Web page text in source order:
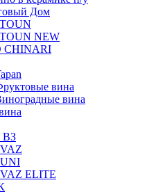
Дом
NEW
CHINARI
вина
вина
ВЗ
ELITE